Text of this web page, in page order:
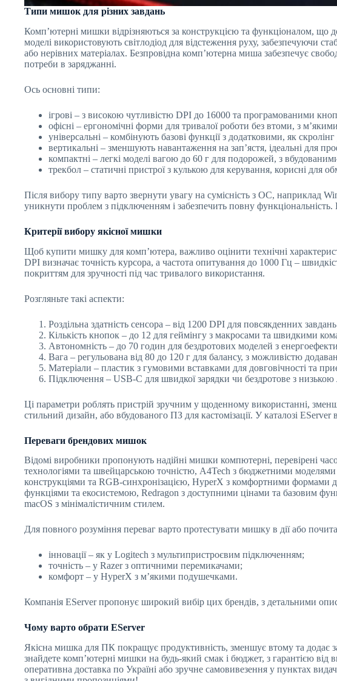
Типи мишок для різних завдань
Комп’ютерні мишки відрізняються за конструкцією та функціоналом, що
моделі використовують світлодіод для відстеження руху, забезпечуючи
або нерівних матеріалах. Безпровідна комп’ютерна миша забезпечує
потреби в заряджанні.
Ось основні типи:
ігрові – з високою чутливістю DPI до 16000 та програмованими
офісні – ергономічні форми для тривалої роботи без втоми, з
універсальні – комбінують базові функції з додатковими, як
вертикальні – зменшують навантаження на зап’ястя, ідеальні для
компактні – легкі моделі вагою до 60 г для подорожей, з
трекбол – статичні пристрої з кулькою для керування, корисні для
Після вибору типу варто звернути увагу на сумісність з ОС, наприклад
уникнути проблем з підключенням і забезпечить повну
Критерії вибору якісної мишки
Щоб купити мишку для комп’ютера, важливо оцінити технічні
DPI визначає точність курсора, а частота опитування до 1000 Гц –
покриттям для зручності під час тривалого використання.
Розгляньте такі аспекти:
Роздільна здатність сенсора – від 1200 DPI для повсякденних
Кількість кнопок – до 12 для геймінгу з макросами та швидкими
Автономність – до 70 годин для бездротових моделей з
Вага – регульована від 80 до 120 г для балансу, з можливістю
Матеріали – пластик з гумовими вставками для довговічності та
Підключення – USB-C для швидкої зарядки чи бездротове з низькою
Ці параметри роблять пристрій зручним у щоденному використанні,
стильний дизайн, або вбудованого ПЗ для кастомізації. У каталозі
Переваги брендових мишок
Відомі виробники пропонують надійні мишки компютерні, перевірені
технологіями та швейцарською точністю, A4Tech з бюджетними
конструкціями та RGB-синхронізацією, HyperX з комфортними формами
функціями та екосистемою, Redragon з доступними цінами та базовим
macOS з мінімалістичним стилем.
Для повного розуміння переваг варто протестувати мишку в дії або
інновації – як у Logitech з мультипристроєвим підключенням;
точність – у Razer з оптичними перемикачами;
комфорт – у HyperX з м’якими подушечками.
Компанія EServer пропонує широкий вибір цих брендів, з детальними
Чому варто обрати EServer
Якісна мишка для ПК покращує продуктивність, зменшує втому та додає
знайдете комп’ютерні мишки на будь-який смак і бюджет, з гарантією від
оперативна доставка по Україні або зручне самовивезення у пунктах